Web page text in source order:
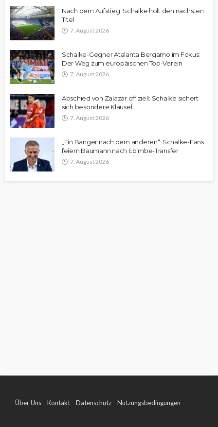
Nach dem Aufstieg: Schalke holt den nächsten
Titel
7. August 2026
Schalke-Gegner Atalanta Bergamo im Fokus:
Der Weg zum europäischen Top-Verein
7. August 2026
Abschied von Zalazar offiziell: Schalke sichert
sich besondere Klausel
7. August 2026
„Ein Banger nach dem anderen“: Schalke-Fans
feiern Baumann nach Ebimbe-Transfer
7. August 2026
Über Uns Kontakt Datenschutz Nutzungsbedingungen